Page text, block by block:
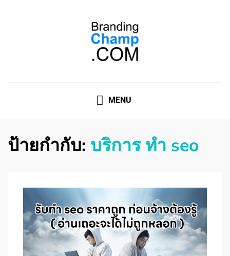
MENU
ป้ายกำกับ: บริการ ทำ seo